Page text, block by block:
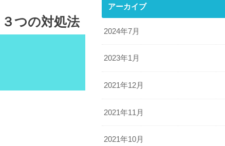
つの対処法
アーカイブ
2024年7月
2023年1月
2021年12月
2021年11月
2021年10月